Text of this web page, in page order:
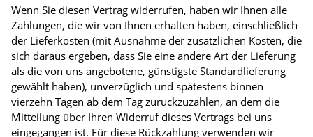
Wenn Sie diesen Vertrag widerrufen, haben wir Ihnen alle
Zahlungen, die wir von Ihnen erhalten haben, einschließlich
der Lieferkosten (mit Ausnahme der zusätzlichen Kosten, die
sich daraus ergeben, dass Sie eine andere Art der Lieferung
als die von uns angebotene, günstigste Standardlieferung
gewählt haben), unverzüglich und spätestens binnen
vierzehn Tagen ab dem Tag zurückzuzahlen, an dem die
Mitteilung über Ihren Widerruf dieses Vertrags bei uns
eingegangen ist. Für diese Rückzahlung verwenden wir